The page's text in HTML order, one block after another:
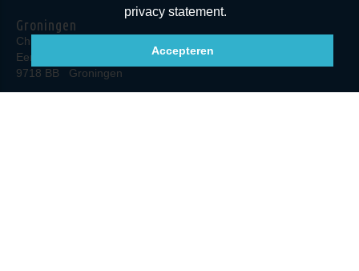
privacy statement.
Accepteren
Groningen
Chiropractie Groningen
Eendrachtskade NZ 23
9718 BB
Groningen